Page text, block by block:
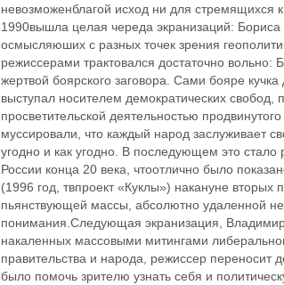
невозможенблагой исход ни для стремящихся
1990вышла целая череда экранизаций:
осмысляюших с разных точек зрения
режиссерами трактовался достаточно
жертвой боярского заговора. Сами бояре
выступал носителем демократических
‬просветительской деятельностью
муссировали, что каждый народ заслуживает
угодно и как угодно. В последующем это
России конца 20 века, чтоотлично было
(1996 год, твпроект «Куклы») накануне
пьянствующей массы, абсолютно удаленной
понимания.Следующая экранизация,
накаленных массовыми митингами
правительства и народа, режиссер переносит
было помочь зрителю узнать себя и